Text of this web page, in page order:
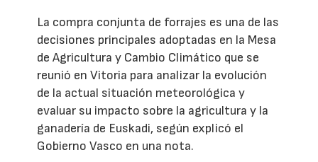
La compra conjunta de forrajes es una de las
decisiones principales adoptadas en la Mesa
de Agricultura y Cambio Climático que se
reunió en Vitoria para analizar la evolución
de la actual situación meteorológica y
evaluar su impacto sobre la agricultura y la
ganadería de Euskadi, según explicó el
Gobierno Vasco en una nota.